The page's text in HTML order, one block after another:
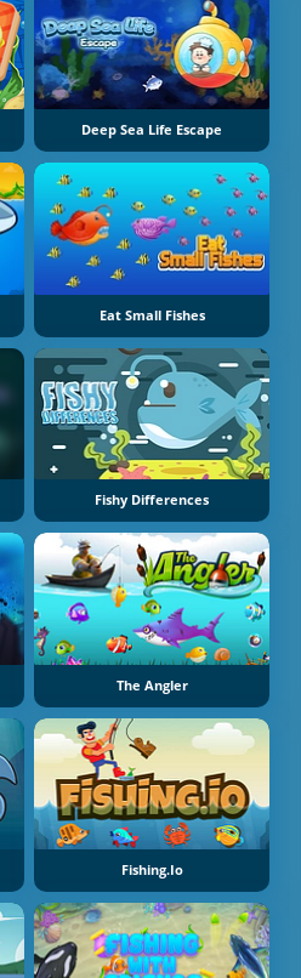
Deep Sea Life Escape
Eat Small Fishes
Fishy Differences
The Angler
Fishing.io